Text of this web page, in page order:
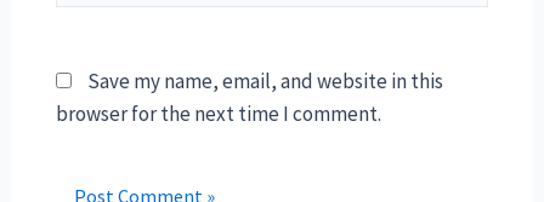
Save my name, email, and website in this
browser for the next time I comment.